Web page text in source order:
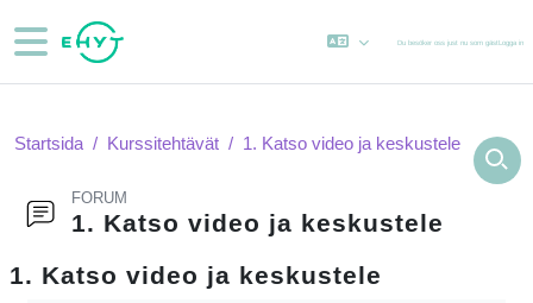
Sidopanel
Du besöker oss just nu som gästLogga in
Startsida Kurssitehtävät 1. Katso video ja keskustele
FORUM
1. Katso video ja keskustele
1. Katso video ja keskustele